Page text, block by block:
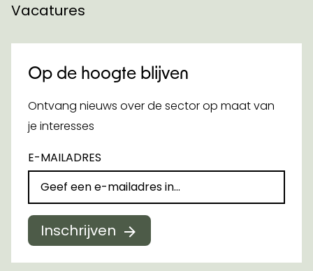
Vacatures
Op de hoogte blijven
Ontvang nieuws over de sector op maat van
je interesses
E-MAILADRES
Inschrijven